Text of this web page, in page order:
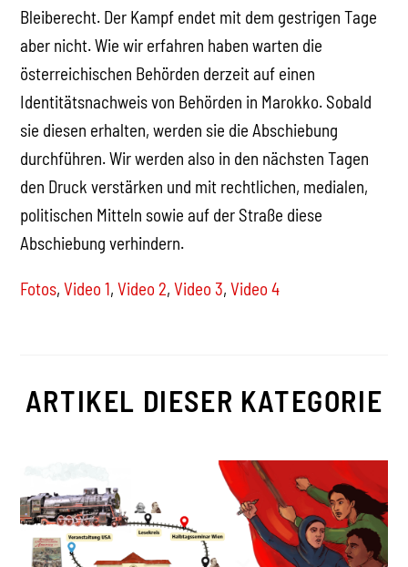
Bleiberecht. Der Kampf endet mit dem gestrigen Tage
aber nicht. Wie wir erfahren haben warten die
österreichischen Behörden derzeit auf einen
Identitätsnachweis von Behörden in Marokko. Sobald
sie diesen erhalten, werden sie die Abschiebung
durchführen. Wir werden also in den nächsten Tagen
den Druck verstärken und mit rechtlichen, medialen,
politischen Mitteln sowie auf der Straße diese
Abschiebung verhindern.
Fotos,Video 1,Video 2,Video 3,Video 4
ARTIKEL DIESER KATEGORIE